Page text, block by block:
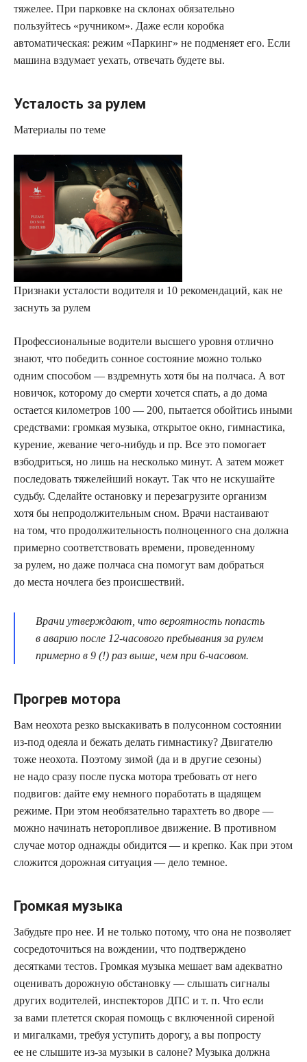
тяжелее. При парковке на склонах обязательно
пользуйтесь «ручником». Даже если коробка
автоматическая: режим «Паркинг» не подменяет его. Если
машина вздумает уехать, отвечать будете вы.
Усталость за рулем
Материалы по теме
Признаки усталости водителя и 10 рекомендаций, как не
заснуть за рулем
Профессиональные водители высшего уровня отлично
знают, что победить сонное состояние можно только
одним способом — вздремнуть хотя бы на полчаса. А вот
новичок, которому до смерти хочется спать, а до дома
остается километров 100 — 200, пытается обойтись иными
средствами: громкая музыка, открытое окно, гимнастика,
курение, жевание чего-нибудь и пр. Все это помогает
взбодриться, но лишь на несколько минут. А затем может
последовать тяжелейший нокаут. Так что не искушайте
судьбу. Сделайте остановку и перезагрузите организм
хотя бы непродолжительным сном. Врачи настаивают
на том, что продолжительность полноценного сна должна
примерно соответствовать времени, проведенному
за рулем, но даже полчаса сна помогут вам добраться
до места ночлега без происшествий.
Врачи утверждают, что вероятность попасть
в аварию после 12-часового пребывания за рулем
примерно в 9 (!) раз выше, чем при 6-часовом.
Прогрев мотора
Вам неохота резко выскакивать в полусонном состоянии
из-под одеяла и бежать делать гимнастику? Двигателю
тоже неохота. Поэтому зимой (да и в другие сезоны)
не надо сразу после пуска мотора требовать от него
подвигов: дайте ему немного поработать в щадящем
режиме. При этом необязательно тарахтеть во дворе —
можно начинать неторопливое движение. В противном
случае мотор однажды обидится — и крепко. Как при этом
сложится дорожная ситуация — дело темное.
Громкая музыка
Забудьте про нее. И не только потому, что она не позволяет
сосредоточиться на вождении, что подтверждено
десятками тестов. Громкая музыка мешает вам адекватно
оценивать дорожную обстановку — слышать сигналы
других водителей, инспекторов ДПС и т. п. Что если
за вами плетется скорая помощь с включенной сиреной
и мигалками, требуя уступить дорогу, а вы попросту
ее не слышите из-за музыки в салоне? Музыка должна